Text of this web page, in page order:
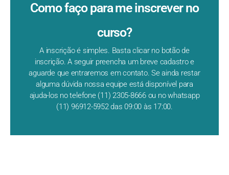
Como faço para me inscrever no
curso?
A inscrição é simples. Basta clicar no botão de
inscrição. A seguir preencha um breve cadastro e
aguarde que entraremos em contato. Se ainda restar
alguma dúvida nossa equipe está disponível para
ajuda-los no telefone (11) 2305-8666 ou no whatsapp
(11) 96912-5952 das 09:00 às 17:00.